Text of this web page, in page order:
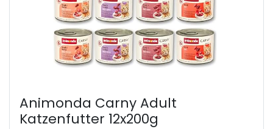
Animonda Carny Adult
Katzenfutter 12x200g